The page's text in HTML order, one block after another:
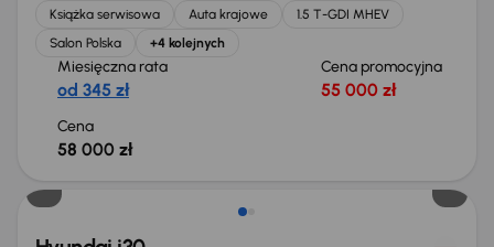
Książka serwisowa Auta krajowe
1.5 T-GDI MHEV
Salon Polska
+4 kolejnych
Miesięczna rata
od 345 zł
Cena promocyjna
55 000 zł
Cena
58 000 zł